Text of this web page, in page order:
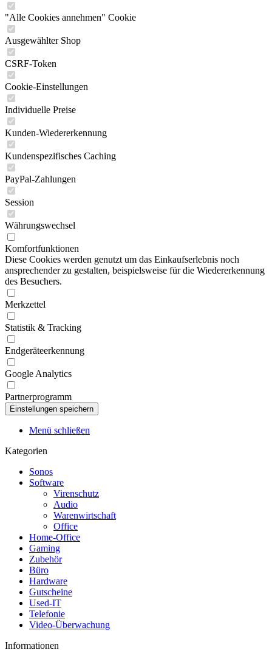
"Alle Cookies annehmen" Cookie
Ausgewählter Shop
CSRF-Token
Cookie-Einstellungen
Individuelle Preise
Kunden-Wiedererkennung
Kundenspezifisches Caching
PayPal-Zahlungen
Session
Währungswechsel
Komfortfunktionen
Diese Cookies werden genutzt um das Einkaufserlebnis noch
ansprechender zu gestalten, beispielsweise für die Wiedererkennung
des Besuchers.
Merkzettel
Statistik & Tracking
Endgeräteerkennung
Google Analytics
Partnerprogramm
Menü schließen
Kategorien
Sonos
Software
Virenschutz
Audio
Warenwirtschaft
Office
Home-Office
Gaming
Zubehör
Büro
Hardware
Gutscheine
Used-IT
Telefonie
Video-Überwachung
Informationen